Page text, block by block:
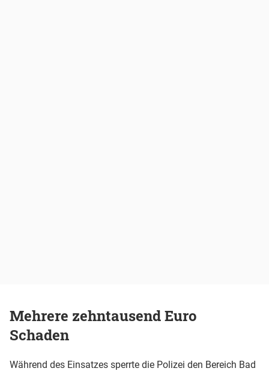
Mehrere zehntausend Euro
Schaden
Während des Einsatzes sperrte die Polizei den Bereich Bad